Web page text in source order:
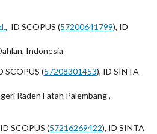
, ID SCOPUS (57200641799), ID
Indonesia
SCOPUS (57208301453), ID SINTA
Raden Fatah Palembang ,
SCOPUS (57216269422), ID SINTA